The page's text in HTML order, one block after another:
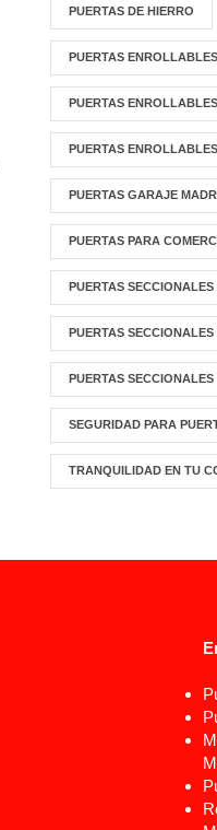
PUERTAS DE HIERRO
PUERTAS ENROLLABLES
PUERTAS
PUERTAS
PUERTAS GARAJE
PUERTAS PARA
PUERTAS SECCIONALES
PUERTAS
PUERTAS
SEGURIDAD PARA
TRANQUILIDAD EN TU